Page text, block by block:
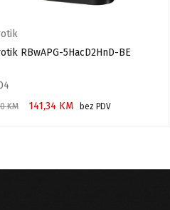
RBwAPG-5HacD2HnD-BE
KM 141,34 KM
bez PDV